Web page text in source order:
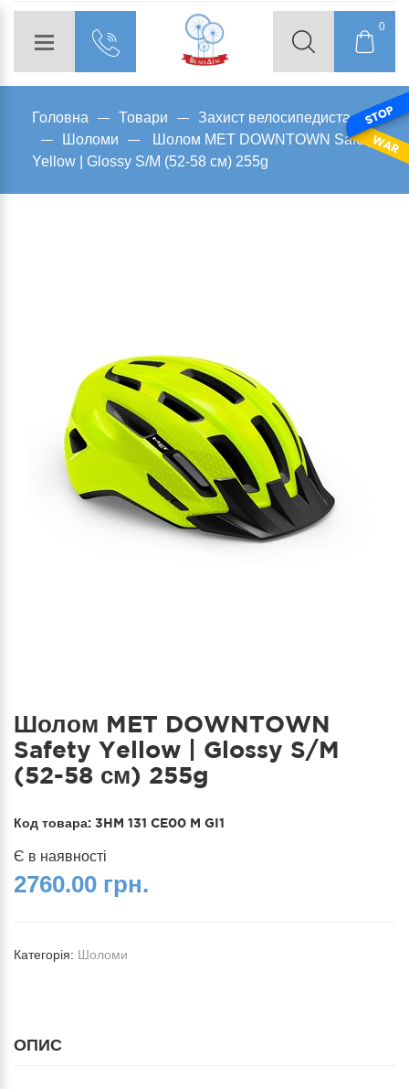
0
Головна Товари
Захист велосипедиста
Шоломи
Шолом MET DOWNTOWN Safety
Yellow | Glossy S/M (52-58 см) 255g
Шолом MET DOWNTOWN
Safety Yellow | Glossy S/M
(52-58 см) 255g
Код товара: 3HM 131 CE00 M GI1
Є в наявності
2760.00 грн.
Категорія: Шоломи
ОПИС